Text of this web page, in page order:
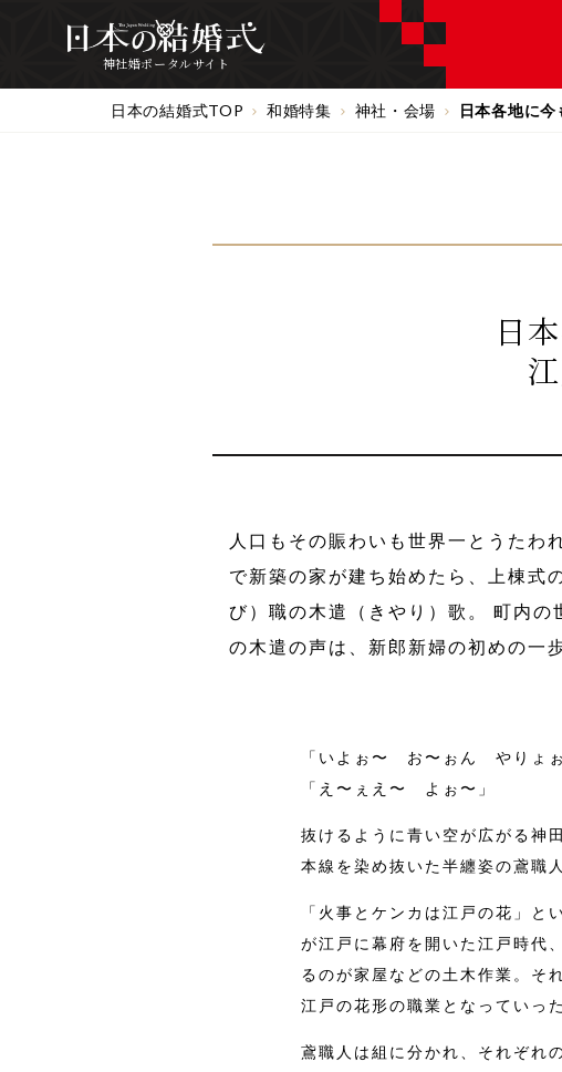
神社婚ポータルサイト
日本の結婚式TOP 和婚特集 神社・会場 日本各地に今
日
人口もその賑わいも世界一とうたわ
で新築の家が建ち始めたら、上棟式
び）職の木遣（きやり）歌。 町内
の木遣の声は、新郎新婦の初めの一
「いよぉ〜 お〜ぉん やりょ
「え〜ぇえ〜 よぉ〜」
抜けるように青い空が広がる神
本線を染め抜いた半纏姿の鳶職
「火事とケンカは江戸の花」
が江戸に幕府を開いた江戸時代
るのが家屋などの土木作業。そ
江戸の花形の職業となっていった
鳶職人は組に分かれ、それぞれ